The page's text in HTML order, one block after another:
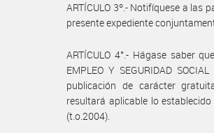
ARTÍCULO 3º.- Notifíquese a las
presente expediente
ARTÍCULO 4°.- Hágase saber
EMPLEO Y SEGURIDAD
publicación de carácter
resultará aplicable lo
(t.o.2004).